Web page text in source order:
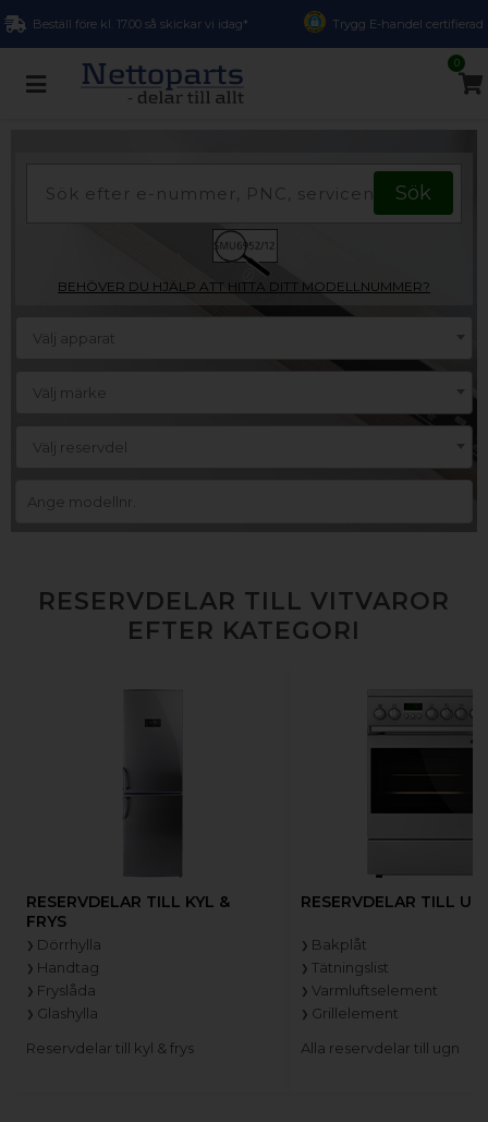
Beställ före kl. 17.00 så skickar vi idag* Trygg E-handel certifierad
0
BEHÖVER DU HJÄLP ATT HITTA DITT MODELLNUMMER?
Välj apparat
Välj märke
Välj reservdel
RESERVDELAR TILL VITVAROR
EFTER KATEGORI
RESERVDELAR TILL KYL &
FRYS
Dörrhylla
Handtag
Fryslåda
Glashylla
Reservdelar till kyl & frys
RESERVDELAR TILL
Bakplåt
Tätningslist
Varmluftselement
Grillelement
Alla reservdelar till ugn